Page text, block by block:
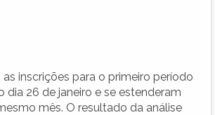
inscrições para o primeiro período
dia 26 de janeiro e se estenderam
mês. O resultado da análise